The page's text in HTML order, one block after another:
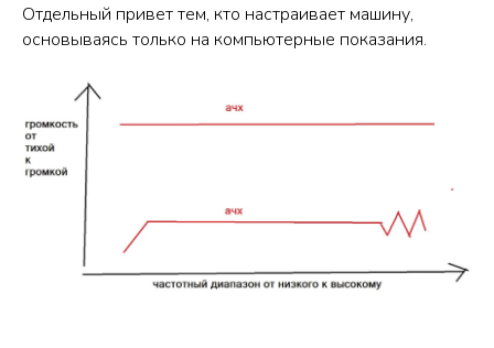
Отдельный привет тем, кто настраивает машину,
основываясь только на компьютерные показания.